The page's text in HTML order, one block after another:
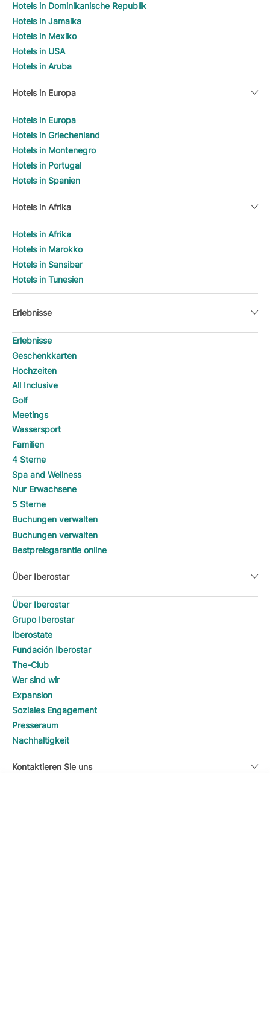
Hotels in Dominikanische Republik
Hotels in Jamaika
Hotels in Mexiko
Hotels in USA
Hotels in Aruba
Hotels in Europa
Hotels in Europa
Hotels in Griechenland
Hotels in Montenegro
Hotels in Portugal
Hotels in Spanien
Hotels in Afrika
Hotels in Afrika
Hotels in Marokko
Hotels in Sansibar
Hotels in Tunesien
Erlebnisse
Erlebnisse
Geschenkkarten
Hochzeiten
All Inclusive
Golf
Meetings
Wassersport
Familien
4 Sterne
Spa and Wellness
Nur Erwachsene
5 Sterne
Buchungen verwalten
Buchungen verwalten
Bestpreisgarantie online
Über Iberostar
Über Iberostar
Grupo Iberostar
Iberostate
Fundación Iberostar
The-Club
Wer sind wir
Expansion
Soziales Engagement
Presseraum
Nachhaltigkeit
Kontaktieren Sie uns